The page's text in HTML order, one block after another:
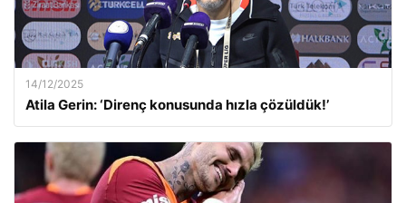
14/12/2025
Atila Gerin: ‘Direnç konusunda hızla çözüldük!’